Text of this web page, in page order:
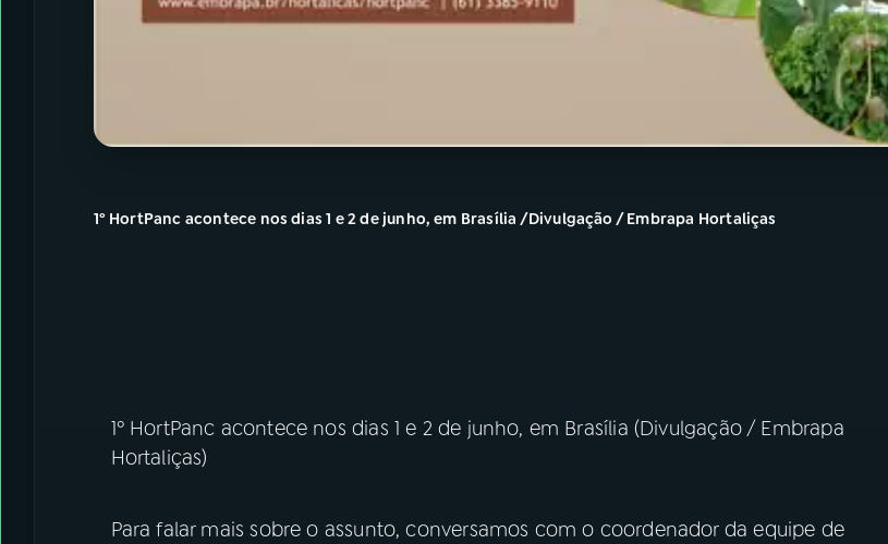
1º HortPanc acontece nos dias 1 e 2 de junho, em Brasília /Divulgação / Embrapa Hortaliças
1º HortPanc acontece nos dias 1 e 2 de junho, em Brasília (Divulgação / Embrapa
Hortaliças)
Para falar mais sobre o assunto, conversamos com o coordenador da equipe de